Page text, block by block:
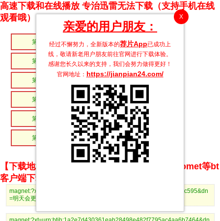
X
亲爱的用户朋友：
经过不懈努力，全新版本的荐片App已成功上
线，敬请新老用户朋友前往官网进行下载体验。
感谢您长久以来的支持，我们会努力做得更好！
官网地址： https://jianpian24.com/
高速下载和在线播放 专治迅雷无法下载（支持手机在线
观看哦）
第11集 第10集
第09集 第08集
第07集
第05集 第04集
第03集 第02集
第01集
【下载地址】magnet推荐使用utorrent、BitComet等bt
客户端下载
magnet:?xt=urn:btih:a39da7413c577eca76e9b4b285c0e0204f38c595&dn
=明天会更美好11.mp4